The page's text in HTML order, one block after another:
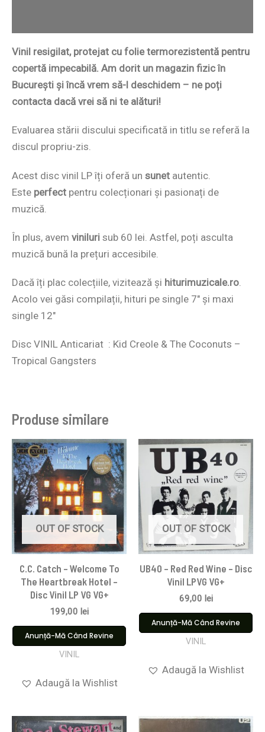
Vinil resigilat, protejat cu folie termorezistentă pentru
copertă impecabilă. Am dorit un magazin fizic în
București și încă vrem să-l deschidem – ne poți
contacta dacă vrei să ni te alături!
Evaluarea stării discului specificată in titlu se referă la
discul propriu-zis.
Acest disc vinil LP îți oferă un sunet autentic.
Este perfect pentru colecționari și pasionați de
muzică.
În plus, avem viniluri sub 60 lei. Astfel, poți asculta
muzică bună la prețuri accesibile.
Dacă îți plac colecțiile, vizitează și hiturimuzicale.ro.
Acolo vei găsi compilații, hituri pe single 7″ și maxi
single 12″
Disc VINIL Anticariat : Kid Creole & The Coconuts –
Tropical Gangsters
Produse similare
OUT OF STOCK
C.C. Catch – Welcome To
The Heartbreak Hotel –
Disc Vinil LP VG VG+
199,00 lei
Anunță-Mă Când Revine
VINIL
Adaugă la Wishlist
OUT OF STOCK
UB40 – Red Red Wine – Disc
Vinil LPVG VG+
69,00 lei
Anunță-Mă Când Revine
VINIL
Adaugă la Wishlist